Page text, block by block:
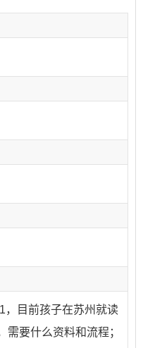
，目前孩子在苏州就读
需要什么资料和流程；